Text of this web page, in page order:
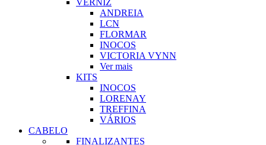
ANDREIA
LCN
FLORMAR
INOCOS
VICTORIA VYNN
Ver mais
KITS
INOCOS
LORENAY
TREFFINA
VÁRIOS
CABELO
FINALIZANTES